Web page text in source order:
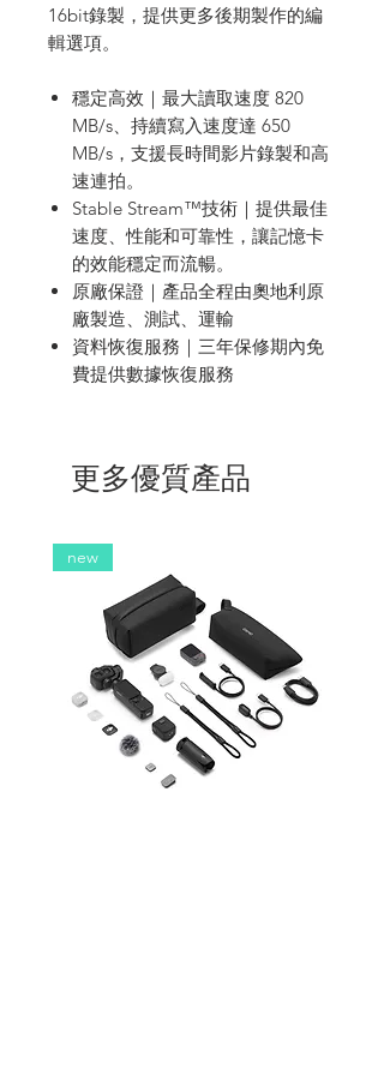
16bit錄製，提供更多後期製作的編
輯選項。
穩定高效｜最大讀取速度 820
MB/s、持續寫入速度達 650
MB/s，支援長時間影片錄製和高
速連拍。
Stable Stream™技術｜提供最佳
速度、性能和可靠性，讓記憶卡
的效能穩定而流暢。
原廠保證｜產品全程由奧地利原
廠製造、測試、運輸
資料恢復服務｜三年保修期內免
費提供數據恢復服務
更多優質產品
new